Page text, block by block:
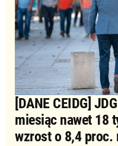
[DANE CEIDG]
miesiąc nawet 18
wzrost o 8,4 proc.